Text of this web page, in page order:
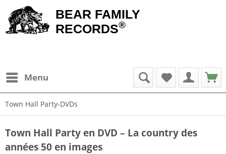
BEAR FAMILY
RECORDS®
Menu
Town Hall Party-DVDs
Town Hall Party en DVD – La country des
années 50 en images